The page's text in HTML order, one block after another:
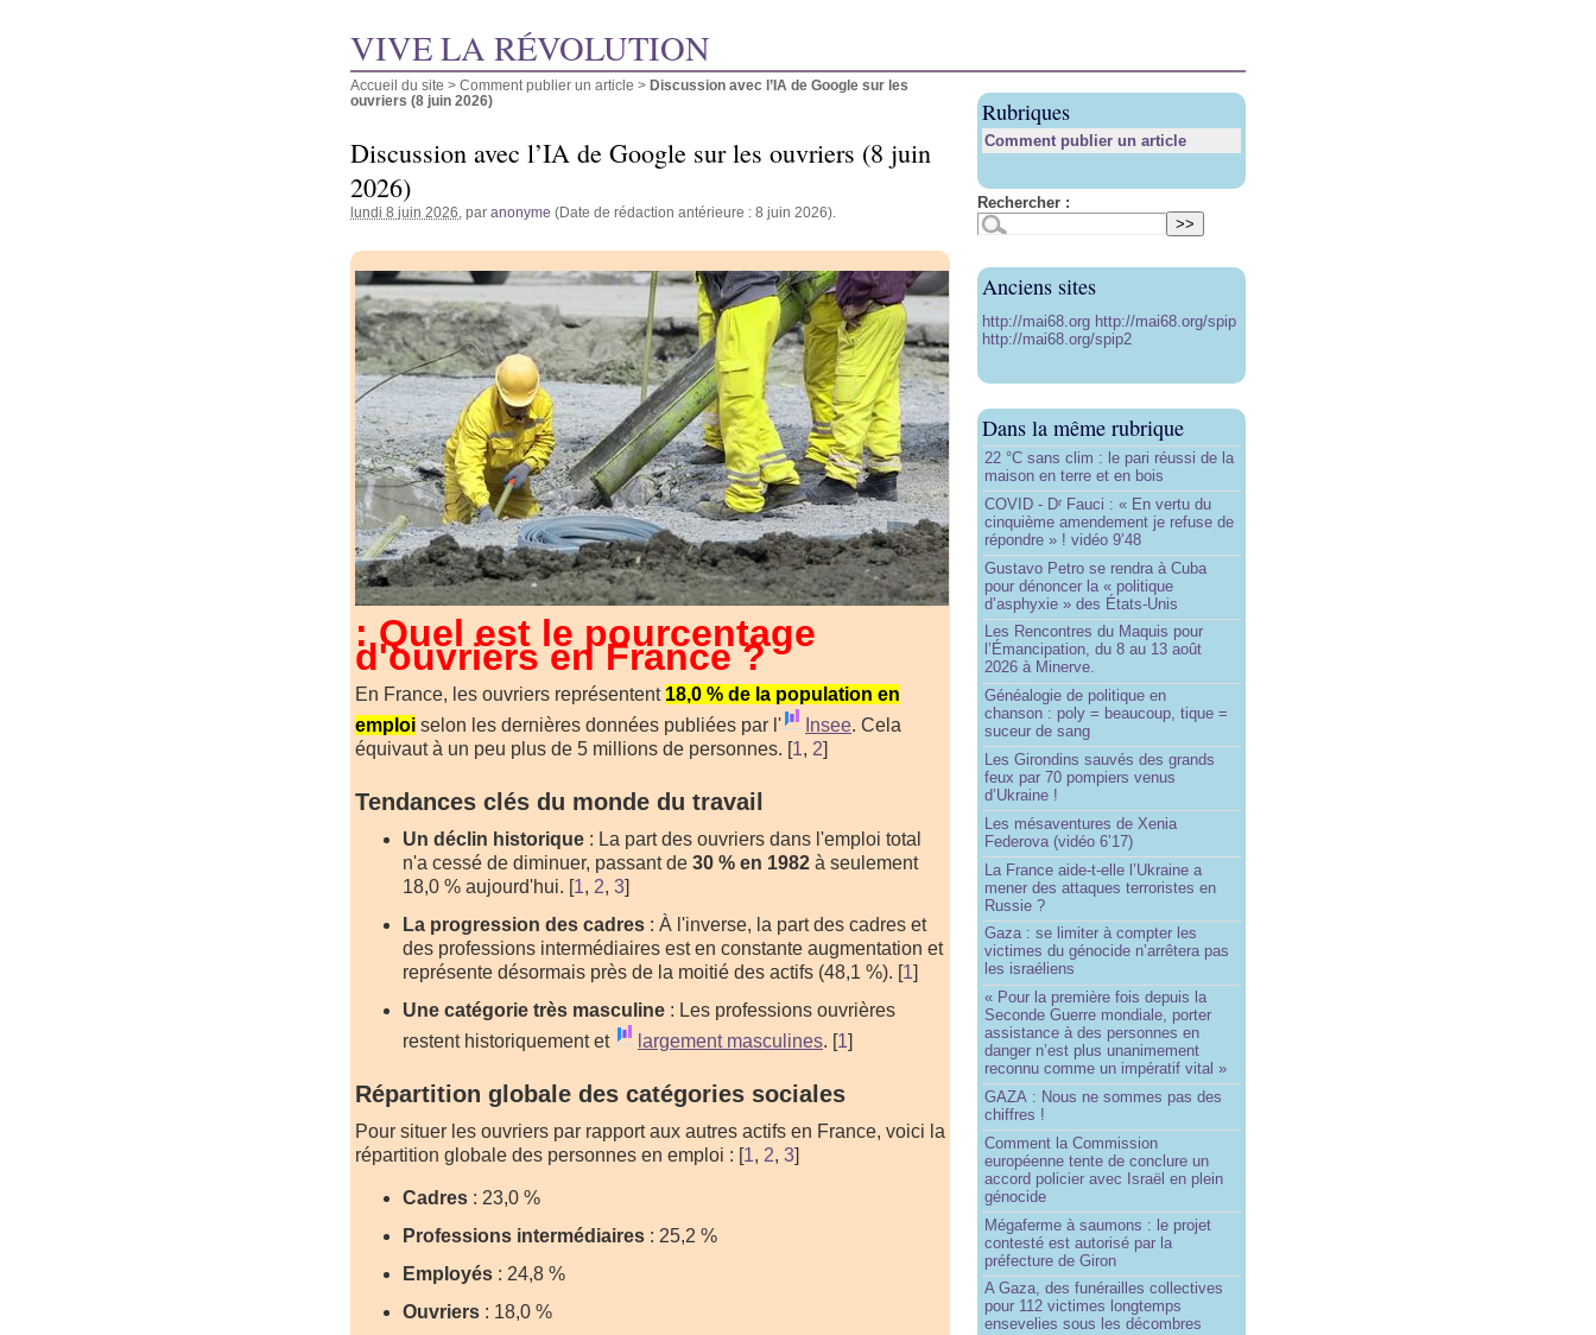
VIVE LA RÉVOLUTION
Accueil du site > Comment publier un article > Discussion avec l’IA de Google sur les
ouvriers (8 juin 2026)
Discussion avec l’IA de Google sur les ouvriers (8 juin
2026)
lundi 8 juin 2026 , par anonyme (Date de rédaction antérieure : 8 juin 2026).
: Quel est le pourcentage
d'ouvriers en France ?
En France, les ouvriers représentent 18,0 % de la population en
emploi selon les dernières données publiées par l' ⁠Insee. Cela
équivaut à un peu plus de 5 millions de personnes. [1, 2]
Tendances clés du monde du travail
Un déclin historique : La part des ouvriers dans l'emploi total
n'a cessé de diminuer, passant de 30 % en 1982 à seulement
18,0 % aujourd'hui. [1, 2, 3]
La progression des cadres : À l'inverse, la part des cadres et
des professions intermédiaires est en constante augmentation et
représente désormais près de la moitié des actifs (48,1 %). [1]
Une catégorie très masculine : Les professions ouvrières
restent historiquement et
⁠largement masculines. [1]
Répartition globale des catégories sociales
Pour situer les ouvriers par rapport aux autres actifs en France, voici la
répartition globale des personnes en emploi : [1, 2, 3]
Cadres : 23,0 %
Professions intermédiaires : 25,2 %
Employés : 24,8 %
Ouvriers : 18,0 %
Rubriques
Comment publier un article
Rechercher :
Anciens sites
http://mai68.org http://mai68.org/spip
http://mai68.org/spip2
Dans la même rubrique
22 °C sans clim : le pari réussi de la
maison en terre et en bois
COVID - Dr Fauci : « En vertu du
cinquième amendement je refuse de
répondre » ! vidéo 9’48
Gustavo Petro se rendra à Cuba
pour dénoncer la « politique
d’asphyxie » des États-Unis
Les Rencontres du Maquis pour
l’Émancipation, du 8 au 13 août
2026 à Minerve.
Généalogie de politique en
chanson : poly = beaucoup, tique =
suceur de sang
Les Girondins sauvés des grands
feux par 70 pompiers venus
d’Ukraine !
Les mésaventures de Xenia
Federova (vidéo 6’17)
La France aide-t-elle l’Ukraine a
mener des attaques terroristes en
Russie ?
Gaza : se limiter à compter les
victimes du génocide n’arrêtera pas
les israéliens
« Pour la première fois depuis la
Seconde Guerre mondiale, porter
assistance à des personnes en
danger n’est plus unanimement
reconnu comme un impératif vital »
GAZA : Nous ne sommes pas des
chiffres !
Comment la Commission
européenne tente de conclure un
accord policier avec Israël en plein
génocide
Mégaferme à saumons : le projet
contesté est autorisé par la
préfecture de Giron
A Gaza, des funérailles collectives
pour 112 victimes longtemps
ensevelies sous les décombres